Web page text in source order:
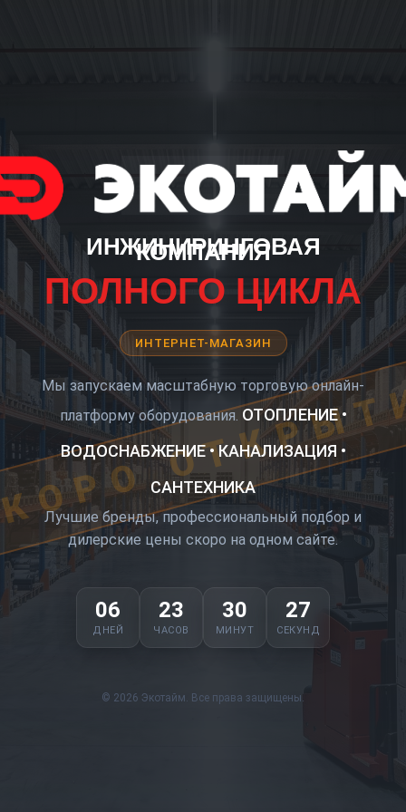
ИНЖИНИРИНГОВАЯ
КОМПАНИЯ
ПОЛНОГО ЦИКЛА
ИНТЕРНЕТ-МАГАЗИН
Мы запускаем масштабную торговую онлайн-
платформу оборудования. ОТОПЛЕНИЕ •
ВОДОСНАБЖЕНИЕ • КАНАЛИЗАЦИЯ •
САНТЕХНИКА
Лучшие бренды, профессиональный подбор и
дилерские цены скоро на одном сайте.
06
ДНЕЙ
23
ЧАСОВ
30
МИНУТ
27
СЕКУНД
© 2026 Экотайм. Все права защищены.